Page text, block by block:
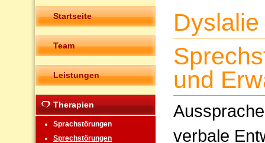
Startseite
Team
Leistungen
Therapien
Sprachstörungen
Sprechstörungen
und
verbale